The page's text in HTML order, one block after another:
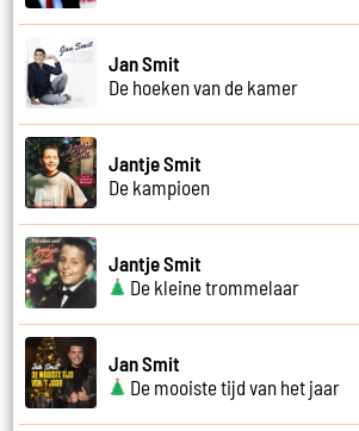
Jan Smit
De hoeken van de kamer
Jantje Smit
De kampioen
Jantje Smit
De kleine trommelaar
Jan Smit
De mooiste tijd van het jaar